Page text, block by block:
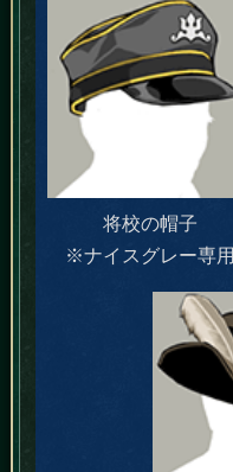
将校の帽子
※ナイスグレー専用